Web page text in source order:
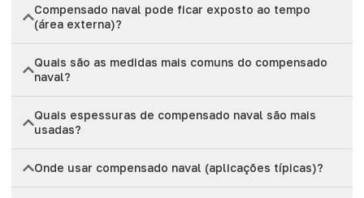
Compensado naval pode ficar exposto ao tempo
(área externa)?
Quais são as medidas mais comuns do compensado
naval?
Quais espessuras de compensado naval são mais
usadas?
Onde usar compensado naval (aplicações típicas)?